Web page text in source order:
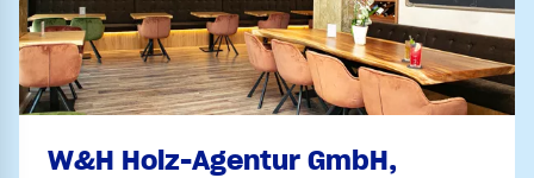
W&H Holz-Agentur GmbH,